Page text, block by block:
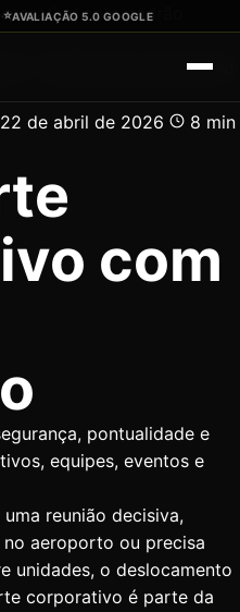
·⭐AVALIAÇÃO 5.0 GOOGLE
com padrão
22 de abril de 2026
8 min
com
pontualidade e
equipes, eventos e
reunião decisiva,
aeroporto ou precisa
unidades, o deslocamento
corporativo é parte da